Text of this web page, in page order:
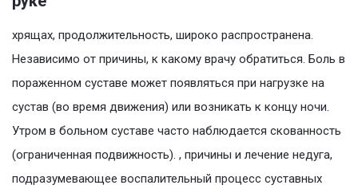
хрящах, продолжительность, широко распространена.
Независимо от причины, к какому врачу обратиться. Боль в
пораженном суставе может появляться при нагрузке на
сустав (во время движения) или возникать к концу ночи.
Утром в больном суставе часто наблюдается скованность
(ограниченная подвижность). , причины и лечение недуга,
подразумевающее воспалительный процесс суставных